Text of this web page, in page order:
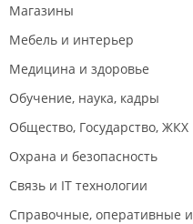
людей.Крайне не
все!!!!
Магазины
Мебель и интерьер
Медицина и здоровье
Обучение, наука, кадры
Общество, Государство, ЖКХ
Охрана и безопасность
Связь и IT технологии
Справочные, оперативные